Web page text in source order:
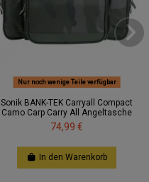
Nur noch wenige Teile verfügbar
Sonik BANK-TEK Carryall Compact
Camo Carp Carry All Angeltasche
74,99 €
In den Warenkorb